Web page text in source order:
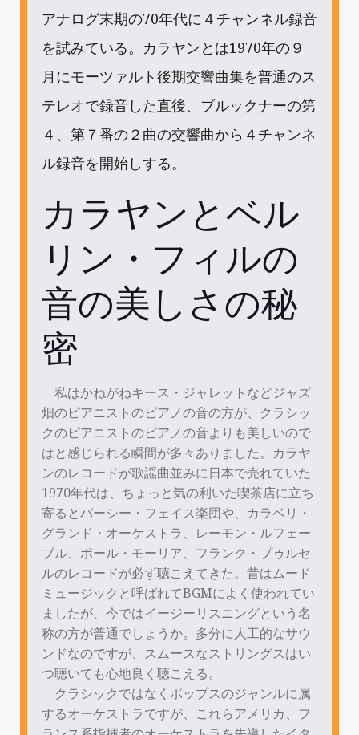
アナログ末期の70年代に４チャンネル録音
を試みている。カラヤンとは1970年の９
月にモーツァルト後期交響曲集を普通のス
テレオで録音した直後、ブルックナーの第
４、第７番の２曲の交響曲から４チャンネ
ル録音を開始しする。
カラヤンとベル
リン・フィルの
音の美しさの秘
密
私はかねがねキース・ジャレットなどジャズ
畑のピアニストのピアノの音の方が、クラシッ
クのピアニストのピアノの音よりも美しいので
はと感じられる瞬間が多々ありました。カラヤ
ンのレコードが歌謡曲並みに日本で売れていた
1970年代は、ちょっと気の利いた喫茶店に立ち
寄るとパーシー・フェイス楽団や、カラベリ・
グランド・オーケストラ、レーモン・ルフェー
ブル、ポール・モーリア、フランク・プゥルセ
ルのレコードが必ず聴こえてきた。昔はムード
ミュージックと呼ばれてBGMによく使われてい
ましたが、今ではイージーリスニングという名
称の方が普通でしょうか。多分に人工的なサウ
ンドなのですが、スムースなストリングスはい
つ聴いても心地良く聴こえる。
クラシックではなくポップスのジャンルに属
するオーケストラですが、これらアメリカ、フ